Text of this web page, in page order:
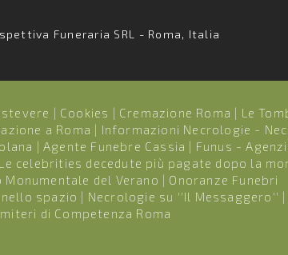
Funeraria SRL - Roma, Italia
| Cookies | Cremazione Roma | Le
a Roma | Informazioni Necrologie -
|Agente Funebre Cassia | Funus -
Le celebrities decedute più pagate dopo la
Monumentale del Verano | Onoranze Funebri
spazio | Necrologie su ''Il Messaggero'' |
di Competenza Roma